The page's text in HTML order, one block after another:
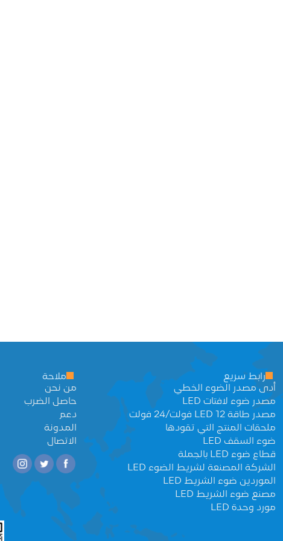
رابط سريع
أدى مصدر الضوء الخطي
مصدر ضوء لافتات LED
مصدر طاقة LED 12 فولت/24 فولت
ملحقات المنتج التي تقودها
ضوء السقف LED
قطاع ضوء LED بالجملة
الشركة المصنعة لشريط الضوء LED
الموردين ضوء الشريط LED
مصنع ضوء الشريط LED
مورد وحدة LED
ملاحة
من نحن
حاصل الضرب
دعم
المدونة
الاتصال